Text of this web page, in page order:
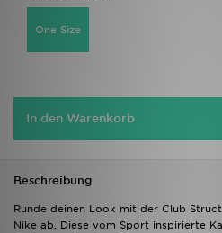
One Size
In den Warenkorb
Beschreibung
Runde deinen Look mit der Club
Nike ab. Diese vom Sport inspirierte